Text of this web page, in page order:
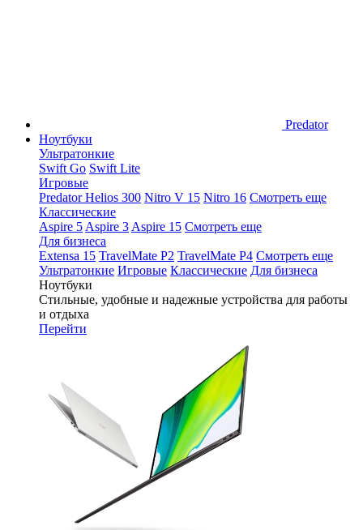
Predator
Ноутбуки
Ультратонкие
Swift Go Swift Lite
Игровые
Predator Helios 300 Nitro V 15 Nitro 16 Смотреть еще
Классические
Aspire 5 Aspire 3 Aspire 15 Смотреть еще
Для бизнеса
Extensa 15 TravelMate P2 TravelMate P4 Смотреть еще
Ультратонкие Игровые Классические Для бизнеса
Ноутбуки
Стильные, удобные и надежные устройства для работы
и отдыха
Перейти